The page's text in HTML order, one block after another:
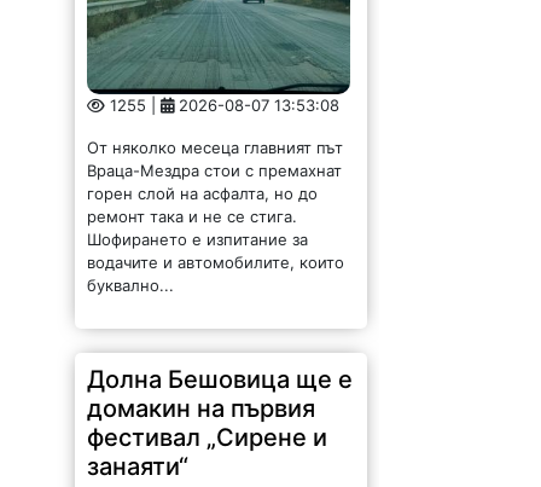
1255 | 2026-08-07 13:53:08
От няколко месеца главният път
Враца-Мездра стои с премахнат
горен слой на асфалта, но до
ремонт така и не се стига.
Шофирането е изпитание за
водачите и автомобилите, които
буквално...
Долна Бешовица ще е
домакин на първия
фестивал „Сирене и
занаяти“